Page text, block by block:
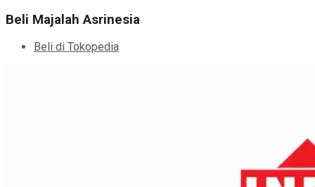
Beli Majalah Asrinesia
Beli di Tokopedia